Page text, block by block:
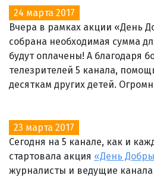
24 марта 2017
Вчера в рамках акции «День
собрана необходимая сумма
будут оплачены! А благодаря
телезрителей 5 канала,
десяткам других детей.
23 марта 2017
Сегодня на 5 канале, как и
стартовала акция «День
журналисты и ведущие канала